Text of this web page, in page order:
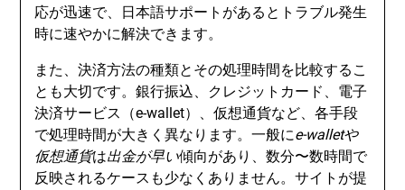
応が迅速で、日本語サポートがあるとトラブル発生
時に速やかに解決できます。
また、決済方法の種類とその処理時間を比較するこ
とも大切です。銀行振込、クレジットカード、電子
決済サービス（e-wallet）、仮想通貨など、各手段
で処理時間が大きく異なります。一般にe-walletや
仮想通貨は出金が早い傾向があり、数分〜数時間で
反映されるケースも少なくありません。サイトが提